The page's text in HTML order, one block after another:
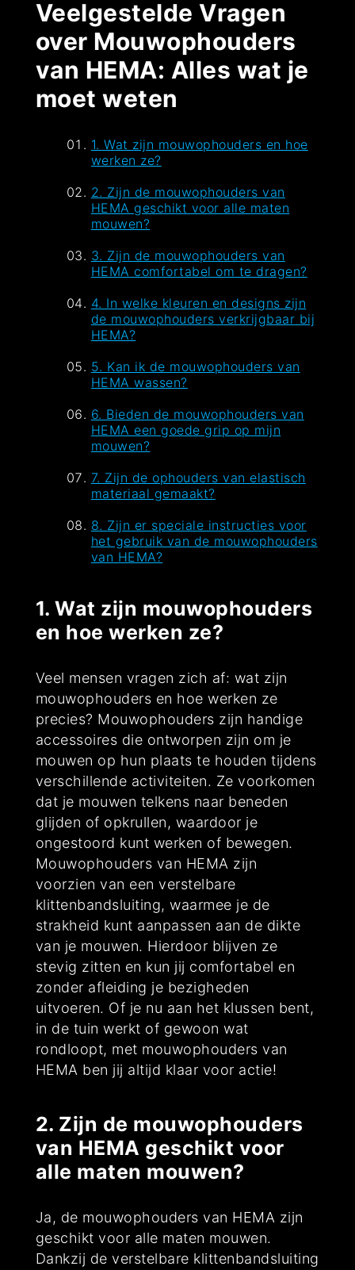
Veelgestelde Vragen
over Mouwophouders
van HEMA: Alles wat je
moet weten
1. Wat zijn mouwophouders en hoe
werken ze?
2. Zijn de mouwophouders van
HEMA geschikt voor alle maten
mouwen?
3. Zijn de mouwophouders van
HEMA comfortabel om te dragen?
4. In welke kleuren en designs zijn
de mouwophouders verkrijgbaar bij
HEMA?
5. Kan ik de mouwophouders van
HEMA wassen?
6. Bieden de mouwophouders van
HEMA een goede grip op mijn
mouwen?
7. Zijn de ophouders van elastisch
materiaal gemaakt?
8. Zijn er speciale instructies voor
het gebruik van de mouwophouders
van HEMA?
1. Wat zijn mouwophouders
en hoe werken ze?
Veel mensen vragen zich af: wat zijn
mouwophouders en hoe werken ze
precies? Mouwophouders zijn handige
accessoires die ontworpen zijn om je
mouwen op hun plaats te houden tijdens
verschillende activiteiten. Ze voorkomen
dat je mouwen telkens naar beneden
glijden of opkrullen, waardoor je
ongestoord kunt werken of bewegen.
Mouwophouders van HEMA zijn
voorzien van een verstelbare
klittenbandsluiting, waarmee je de
strakheid kunt aanpassen aan de dikte
van je mouwen. Hierdoor blijven ze
stevig zitten en kun jij comfortabel en
zonder afleiding je bezigheden
uitvoeren. Of je nu aan het klussen bent,
in de tuin werkt of gewoon wat
rondloopt, met mouwophouders van
HEMA ben jij altijd klaar voor actie!
2. Zijn de mouwophouders
van HEMA geschikt voor
alle maten mouwen?
Ja, de mouwophouders van HEMA zijn
geschikt voor alle maten mouwen.
Dankzij de verstelbare klittenbandsluiting